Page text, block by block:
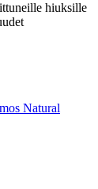
hiuksille
Natural